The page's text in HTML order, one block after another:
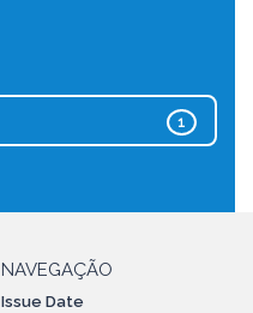
1
NAVEGAÇÃO
Issue Date